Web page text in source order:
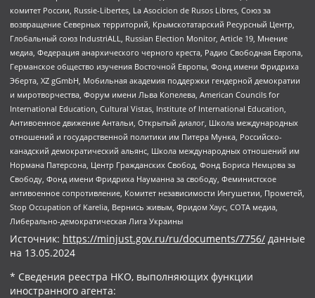
комитет России, Russie-Libertes, La Asocicion de Rusos Libres, Союз за
возвращение Северных территорий, Крымскотатарский Ресурсный Центр,
Глобальный союз IndustriALL, Russian Election Monitor, Article 19, Мнение
медиа, Федерация анархического черного креста, Радио Свободная Европа,
Германское общество изучения Восточной Европы, Фонд имени Фридриха
Эберта, XZ gGmbH, Мобильная академия поддержки гендерной демократии
и миротворчества, Форум имени Льва Копелева, American Councils for
International Education, Cultural Vistas, Institute of International Education,
Антивоенное движение Антальи, Открытый диалог, Школа международных
отношений и государственной политики им Питера Мунка, Российско-
канадский демократический альянс, Школа международных отношений им
Нормана Патерсона, Центр Гражданских Свобод, Фонд Бориса Немцова за
Свободу, Фонд имени Фридриха Науманна за свободу, Феминистское
антивоенное сопротивление, Комитет независимости Ингушетии, Прометей,
Stop Occupation of Karelia, Вернись живым, Фридом Хаус, СОТА медиа,
Либерально-демократическая Лига Украины
Источник: https://minjust.gov.ru/ru/documents/7756/ данные
на 13.05.2024
* Сведения реестра НКО, выполняющих функции
иностранного агента: